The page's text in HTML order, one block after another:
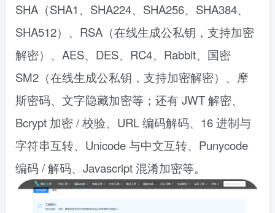
SHA（SHA1、SHA224、SHA256、SHA384、
SHA512）、RSA（在线生成公私钥，支持加密
解密）、AES、DES、RC4、Rabbit、国密
SM2（在线生成公私钥，支持加密解密）、摩
斯密码、文字隐藏加密等；还有 JWT 解密、
Bcrypt 加密 / 校验、URL 编码解码、16 进制与
字符串互转、Unicode 与中文互转、Punycode
编码 / 解码、Javascript 混淆加密等。